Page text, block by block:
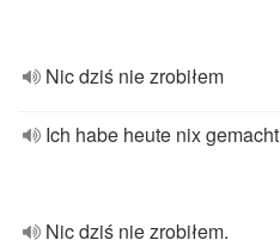
Nic dziś nie zrobiłem
Ich habe heute nix gemacht
Nic dziś nie zrobiłem.